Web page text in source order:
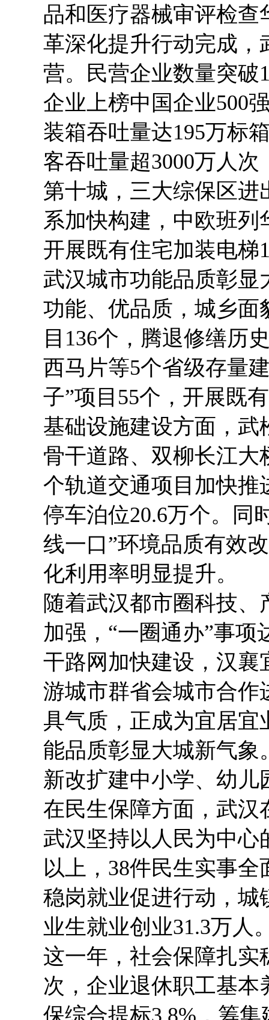
品和医疗器械审评检
革深化提升行动完成，
营。民营企业数量突破
企业上榜中国企业500
装箱吞吐量达195万标
客吞吐量超3000万人
第十城，三大综保区进
系加快构建，中欧班
开展既有住宅加装电梯
武汉城市功能品质彰
功能、优品质，城乡面
目136个，腾退修缮历
西马片等5个省级存量
子”项目55个，开展既
基础设施建设方面，武
骨干道路、双柳长江大
个轨道交通项目加快推
停车泊位20.6万个。同
线一口”环境品质有效
化利用率明显提升。
随着武汉都市圈科技
加强，“一圈通办”事项
干路网加快建设，汉襄
游城市群省会城市合作
具气质，正成为宜居
能品质彰显大城新气象
新改扩建中小学、幼儿
在民生保障方面，武汉
武汉坚持以人民为中心
以上，38件民生实事
稳岗就业促进行动，城
业生就业创业31.3万人
这一年，社会保障扎实
次，企业退休职工基本
保综合提标3.8%，筹